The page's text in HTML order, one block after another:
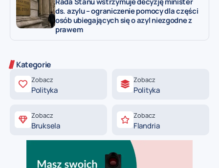
ds. azylu – ograniczenie pomocy dla części
osób ubiegających się o azyl niezgodne z
prawem
Kategorie
Zobacz
Polityka
Zobacz
Polityka
Zobacz
Bruksela
Zobacz
Flandria